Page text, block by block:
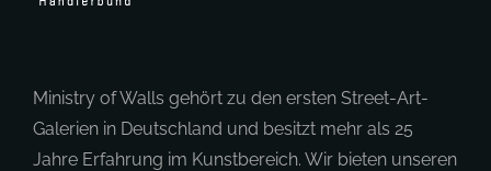
Ministry of Walls gehört zu den ersten Street-Art-
Galerien in Deutschland und besitzt mehr als 25
Jahre Erfahrung im Kunstbereich. Wir bieten unseren